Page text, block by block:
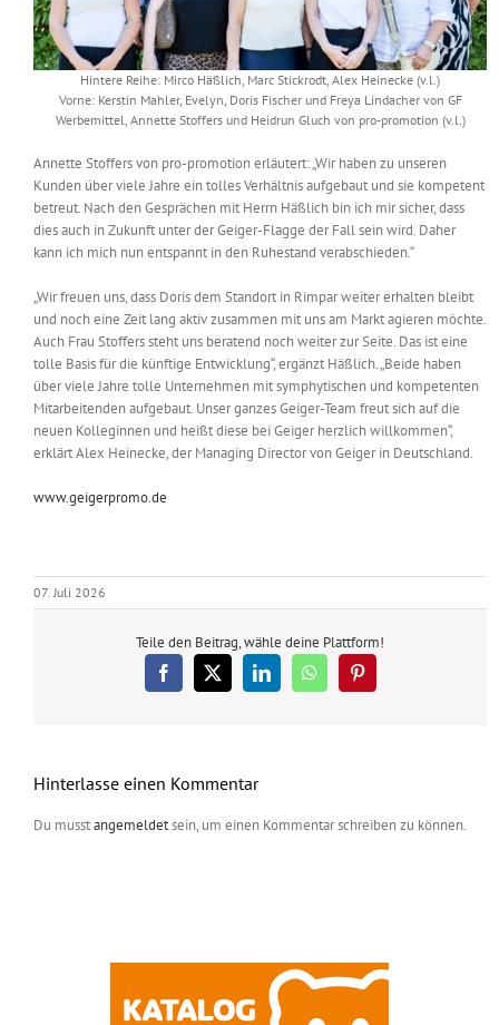
Hintere Reihe: Mirco Häßlich, Marc Stickrodt, Alex Heinecke (v.l.)
Vorne: Kerstin Mahler, Evelyn, Doris Fischer und Freya Lindacher von GF
Werbemittel, Annette Stoffers und Heidrun Gluch von pro-promotion (v.l.)
Annette Stoffers von pro-promotion erläutert: „Wir haben zu unseren
Kunden über viele Jahre ein tolles Verhältnis aufgebaut und sie kompetent
betreut. Nach den Gesprächen mit Herrn Häßlich bin ich mir sicher, dass
dies auch in Zukunft unter der Geiger-Flagge der Fall sein wird. Daher
kann ich mich nun entspannt in den Ruhestand verabschieden.“
„Wir freuen uns, dass Doris dem Standort in Rimpar weiter erhalten bleibt
und noch eine Zeit lang aktiv zusammen mit uns am Markt agieren möchte.
Auch Frau Stoffers steht uns beratend noch weiter zur Seite. Das ist eine
tolle Basis für die künftige Entwicklung“, ergänzt Häßlich. „Beide haben
über viele Jahre tolle Unternehmen mit symphytischen und kompetenten
Mitarbeitenden aufgebaut. Unser ganzes Geiger-Team freut sich auf die
neuen Kolleginnen und heißt diese bei Geiger herzlich willkommen“,
erklärt Alex Heinecke, der Managing Director von Geiger in Deutschland.
www.geigerpromo.de
07. Juli 2026
Teile den Beitrag, wähle deine Plattform!
Facebook
X LinkedInWhatsAppPinterest
Hinterlasse einen Kommentar
Du musstangemeldetsein, um einen Kommentar schreiben zu können.